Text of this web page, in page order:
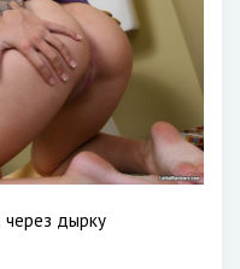
через дырку